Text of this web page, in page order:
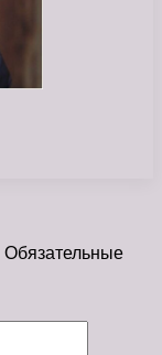
Обязательные